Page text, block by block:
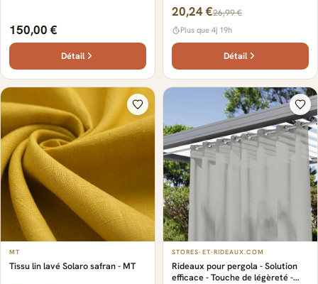
150,00 €
Détail
20,24 €26,99 €
Plus que 4j 19h
Détail
MT
Tissu lin lavé Solaro safran - MT
STORES-ET-RIDEAUX.COM
Rideaux pour pergola - Solution
efficace - Touche de légèreté -